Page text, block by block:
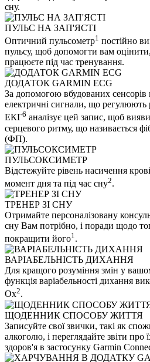
сну.
ПУЛЬС НА ЗАП'ЯСТІ
Оптичний пульсометр1 постійно
пульсу, щоб допомогти вам
працюєте під час тренування.
ДОДАТОК GARMIN ECG
За допомогою вбудованих
електричні сигнали, що регулюють
ЕКГ6 аналізує цей запис, щоб
серцевого ритму, що називається
(ФП).
ПУЛЬСОКСИМЕТР
Відстежуйте рівень насичення
момент дня та під час сну2.
ТРЕНЕР ЗІ СНУ
Отримайте персоналізовану
сну Вам потрібно, і поради щодо
покращити його1 .
ВАРІАБЕЛЬНІСТЬ ДИХАННЯ
Для кращого розуміння змін у
функція варіабельності дихання
Ox2.
ЩОДЕННИК СПОСОБУ ЖИТТЯ
Записуйте свої звички, такі як
алкоголю, і переглядайте звіти про
здоров'я в застосунку Garmin